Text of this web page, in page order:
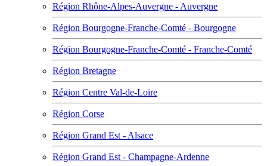
Région Rhône-Alpes-Auvergne - Auvergne
Région Bourgogne-Franche-Comté - Bourgogne
Région Bourgogne-Franche-Comté - Franche-Comté
Région Bretagne
Région Centre Val-de-Loire
Région Corse
Région Grand Est - Alsace
Région Grand Est - Champagne-Ardenne